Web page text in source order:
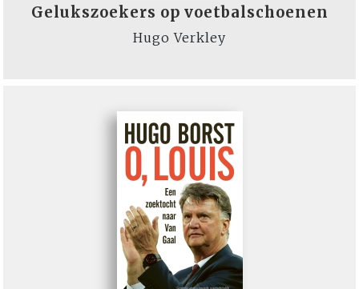
Gelukszoekers op voetbalschoenen
Hugo Verkley